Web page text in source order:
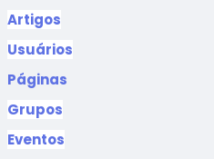
Artigos
Usuários
Páginas
Grupos
Eventos